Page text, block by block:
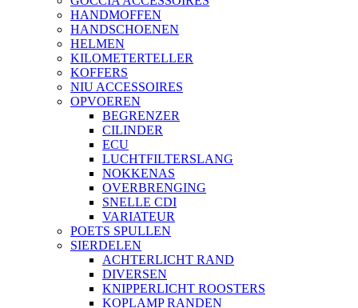
HANDMOFFEN
HANDSCHOENEN
HELMEN
KILOMETERTELLER
KOFFERS
NIU ACCESSOIRES
OPVOEREN
BEGRENZER
CILINDER
ECU
LUCHTFILTERSLANG
NOKKENAS
OVERBRENGING
SNELLE CDI
VARIATEUR
POETS SPULLEN
SIERDELEN
ACHTERLICHT RAND
DIVERSEN
KNIPPERLICHT ROOSTERS
KOPLAMP RANDEN